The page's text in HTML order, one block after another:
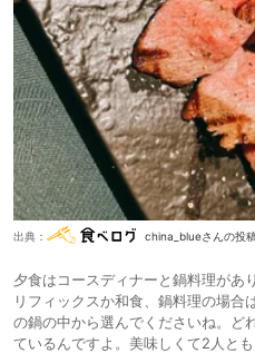
出典： china_blueさんの投
夕食はコースディナーと鍋料理があ
リフィックスか和食、鍋料理の場合
の鍋の中から選んでくださいね。ど
ているんですよ。美味しくて2人と